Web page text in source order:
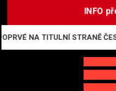
INFO
TITULNÍ STRANĚ ČESKÉ